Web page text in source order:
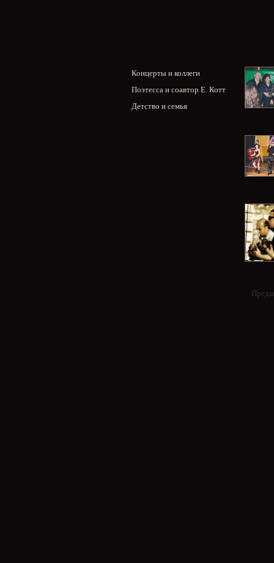
Концерты и коллеги
Поэтесса и соавтор Е. Котт
Детство и семья